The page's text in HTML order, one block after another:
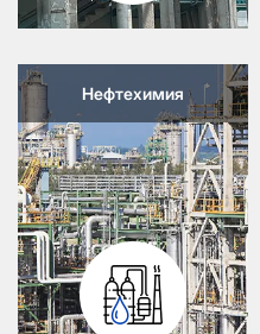
Нефтехимия